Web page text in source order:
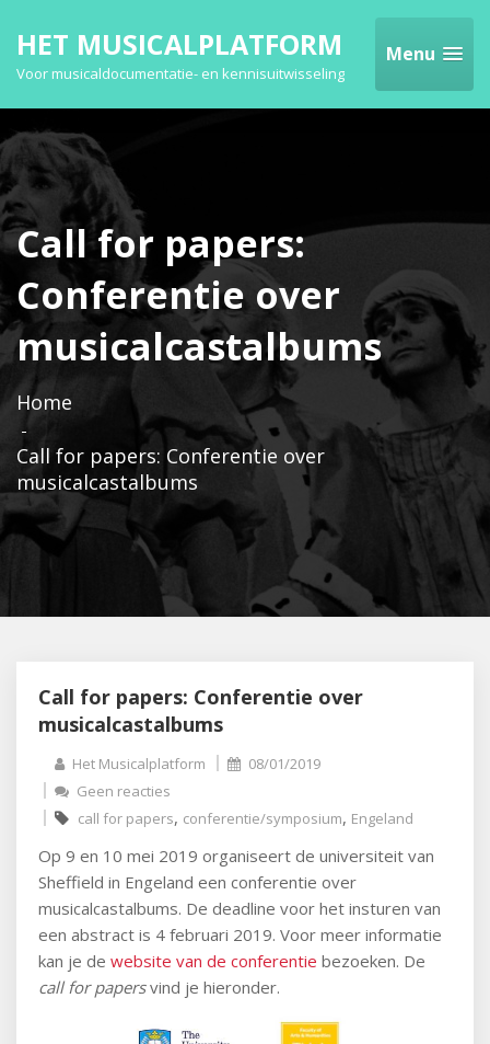
HET MUSICALPLATFORM
Voor musicaldocumentatie- en kennisuitwisseling
Menu
Call for papers:
Conferentie over
musicalcastalbums
Home
Call for papers: Conferentie over
musicalcastalbums
Call for papers: Conferentie over
musicalcastalbums
Het Musicalplatform
08/01/2019
Geen reacties
call for papers, conferentie/symposium, Engeland
Op 9 en 10 mei 2019 organiseert de universiteit van
Sheffield in Engeland een conferentie over
musicalcastalbums. De deadline voor het insturen van
een abstract is 4 februari 2019. Voor meer informatie
kan je de website van de conferentie bezoeken. De
call for papersvind je hieronder.